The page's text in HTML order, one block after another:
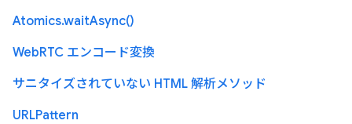
Atomics.waitAsync()
WebRTC エンコード変換
サニタイズされていない HTML 解析メソッド
URLPattern